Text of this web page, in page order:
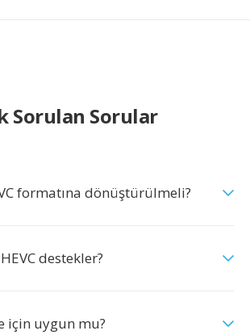
Sorulan Sorular
formatına dönüştürülmeli?
destekler?
için uygun mu?